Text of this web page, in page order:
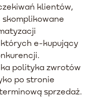
klientów,
skomplikowane
e-kupujący
polityka zwrotów
po stronie
sprzedaż.